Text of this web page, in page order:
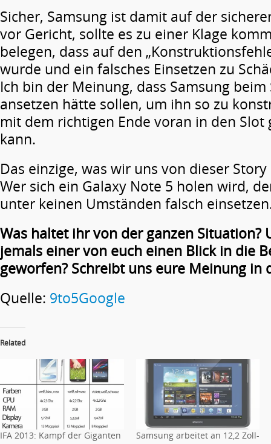
Sicher, Samsung ist damit auf der
vor Gericht, sollte es zu einer Klage
belegen, dass auf den
wurde und ein falsches Einsetzen zu
Ich bin der Meinung, dass Samsung
ansetzen hätte sollen, um ihn so zu
mit dem richtigen Ende voran in den Slot
kann.
Das einzige, was wir uns von dieser
Wer sich ein Galaxy Note 5 holen wird,
unter keinen Umständen falsch
Was haltet ihr von der ganzen Situation?
jemals einer von euch einen Blick in die
geworfen? Schreibt uns eure Meinung in
Quelle: 9to5Google
Related
IFA 2013: Kampf der Giganten
Samsung arbeitet an 12,2 Zoll-